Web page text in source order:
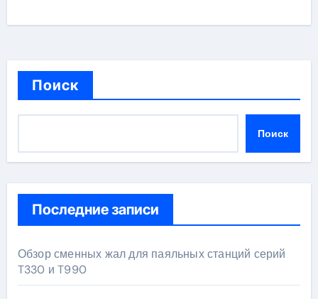
Поиск
Поиск
Последние записи
Обзор сменных жал для паяльных станций серий
T330 и T990